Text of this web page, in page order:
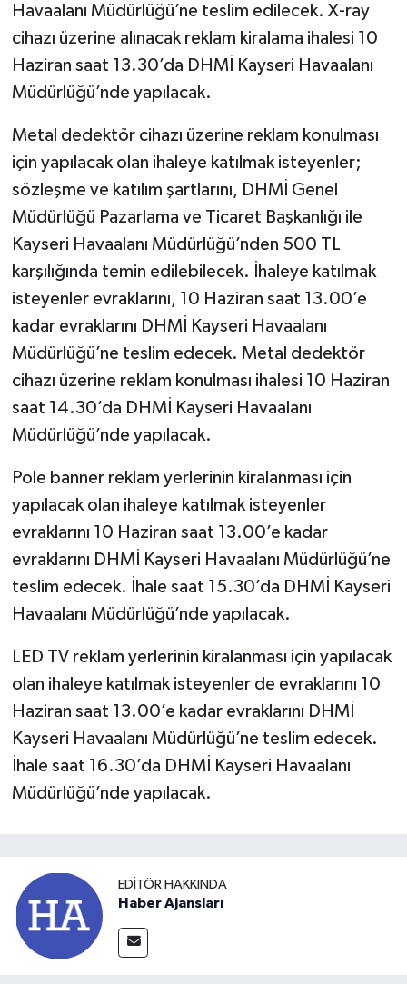
Havaalanı Müdürlüğü’ne teslim edilecek. X-ray
cihazı üzerine alınacak reklam kiralama ihalesi 10
Haziran saat 13.30’da DHMİ Kayseri Havaalanı
Müdürlüğü’nde yapılacak.
Metal dedektör cihazı üzerine reklam konulması
için yapılacak olan ihaleye katılmak isteyenler;
sözleşme ve katılım şartlarını, DHMİ Genel
Müdürlüğü Pazarlama ve Ticaret Başkanlığı ile
Kayseri Havaalanı Müdürlüğü’nden 500 TL
karşılığında temin edilebilecek. İhaleye katılmak
isteyenler evraklarını, 10 Haziran saat 13.00’e
kadar evraklarını DHMİ Kayseri Havaalanı
Müdürlüğü’ne teslim edecek. Metal dedektör
cihazı üzerine reklam konulması ihalesi 10 Haziran
saat 14.30’da DHMİ Kayseri Havaalanı
Müdürlüğü’nde yapılacak.
Pole banner reklam yerlerinin kiralanması için
yapılacak olan ihaleye katılmak isteyenler
evraklarını 10 Haziran saat 13.00’e kadar
evraklarını DHMİ Kayseri Havaalanı Müdürlüğü’ne
teslim edecek. İhale saat 15.30’da DHMİ Kayseri
Havaalanı Müdürlüğü’nde yapılacak.
LED TV reklam yerlerinin kiralanması için yapılacak
olan ihaleye katılmak isteyenler de evraklarını 10
Haziran saat 13.00’e kadar evraklarını DHMİ
Kayseri Havaalanı Müdürlüğü’ne teslim edecek.
İhale saat 16.30’da DHMİ Kayseri Havaalanı
Müdürlüğü’nde yapılacak.
EDITÖR HAKKINDA
Haber Ajansları